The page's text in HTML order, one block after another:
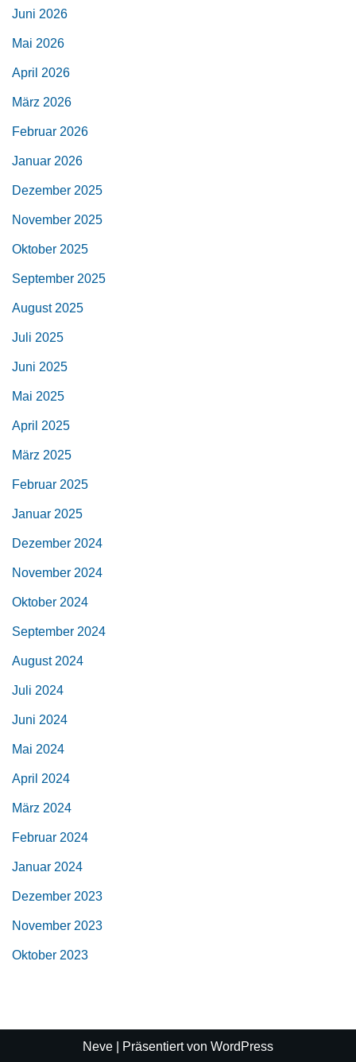
Juni 2026
Mai 2026
April 2026
März 2026
Februar 2026
Januar 2026
Dezember 2025
November 2025
Oktober 2025
September 2025
August 2025
Juli 2025
Juni 2025
Mai 2025
April 2025
März 2025
Februar 2025
Januar 2025
Dezember 2024
November 2024
Oktober 2024
September 2024
August 2024
Juli 2024
Juni 2024
Mai 2024
April 2024
März 2024
Februar 2024
Januar 2024
Dezember 2023
November 2023
Oktober 2023
Neve | Präsentiert von WordPress